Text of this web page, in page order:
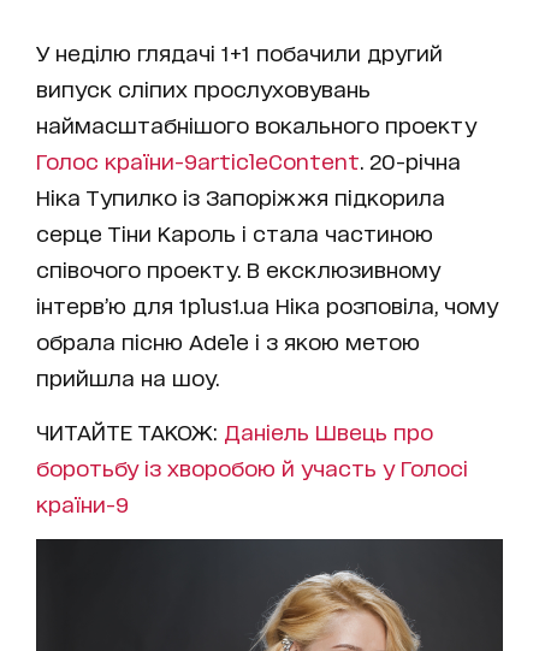
У неділю глядачі 1+1 побачили другий
випуск сліпих прослуховувань
наймасштабнішого вокального проекту
Голос країни-9articleContent . 20-річна
Ніка Тупилко із Запоріжжя підкорила
серце Тіни Кароль і стала частиною
співочого проекту. В ексклюзивному
інтерв’ю для 1plus1.ua Ніка розповіла, чому
обрала пісню Adele і з якою метою
прийшла на шоу.
ЧИТАЙТЕ ТАКОЖ: Даніель Швець про
боротьбу із хворобою й участь у Голосі
країни-9